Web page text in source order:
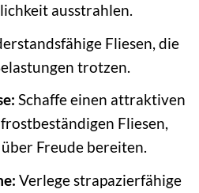
ausstrahlen.
Fliesen, die
trotzen.
Schaffe einen attraktiven
Fliesen,
Freude bereiten.
Verlege strapazierfähige